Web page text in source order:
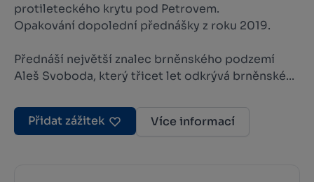
protileteckého krytu pod Petrovem.
Opakování dopolední přednášky z roku 2019.
Přednáší největší znalec brněnského podzemí
Aleš Svoboda, který třicet let odkrývá brněnské...
Přidat zážitek Více informací